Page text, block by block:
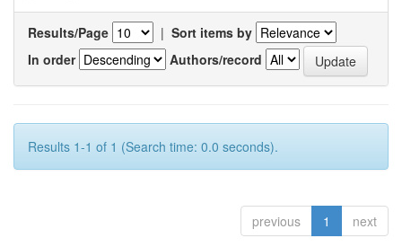
Results/Page | Sort items by
In order
Authors/record
Results 1-1 of 1 (Search time: 0.0 seconds).
previous 1 next